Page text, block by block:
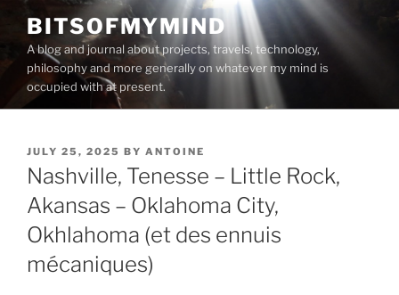
content
BITSOFMYMIND
A blog and journal about projects, travels, technology,
philosophy and more generally on whatever my mind is
occupied with at present.
POSTED
ON
JULY 25, 2025 BY ANTOINE
Nashville, Tenesse – Little Rock,
Akansas – Oklahoma City,
Okhlahoma (et des ennuis
mécaniques)